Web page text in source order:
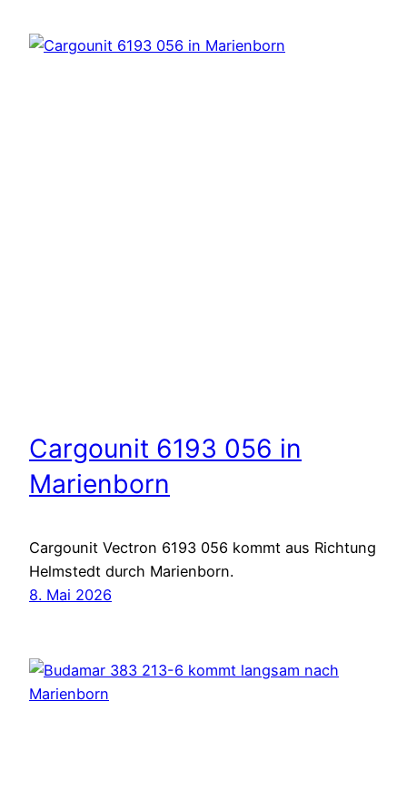
Cargounit 6193 056 in
Marienborn
Cargounit Vectron 6193 056 kommt aus Richtung
Helmstedt durch Marienborn.
8. Mai 2026